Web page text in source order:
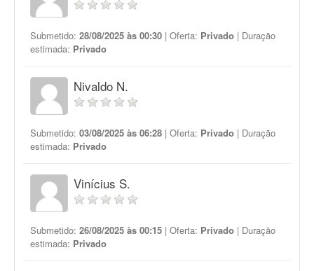
Submetido: 28/08/2025 às 00:30 | Oferta: Privado | Duração
estimada: Privado
Nivaldo N.
Submetido: 03/08/2025 às 06:28 | Oferta: Privado | Duração
estimada: Privado
Vinícius S.
Submetido: 26/08/2025 às 00:15 | Oferta: Privado | Duração
estimada: Privado